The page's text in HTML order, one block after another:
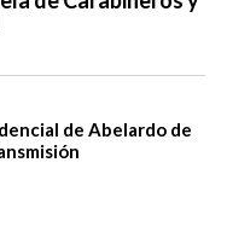
de Abelardo de